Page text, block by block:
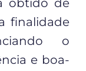
obtido de
finalidade
o
e boa-